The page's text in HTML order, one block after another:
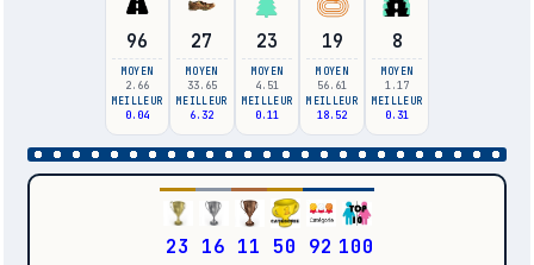
96
MOYEN
2.66
MEILLEUR
0.04
27
MOYEN
33.65
MEILLEUR
6.32
23
MOYEN
4.51
MEILLEUR
0.11
19
MOYEN
56.61
MEILLEUR
18.52
8
MOYEN
1.17
MEILLEUR
0.31
23 16 11 50 92 100